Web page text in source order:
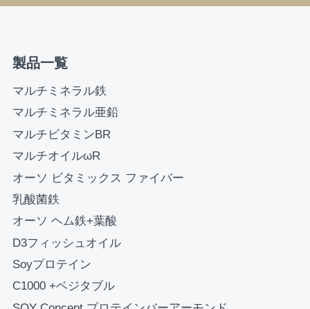
お買い物を続ける
製品一覧
マルチミネラル鉄
マルチミネラル亜鉛
マルチビタミンBR
マルチオイルωR
オーソ ビタミックス ファイバー
乳酸菌鉄
オーソ ヘム鉄+葉酸
D3フィッシュオイル
Soyプロテイン
C1000 +ベジタブル